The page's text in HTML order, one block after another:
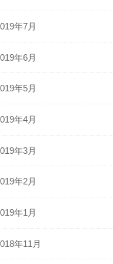
年7月
年6月
年5月
年4月
年3月
年2月
年1月
年11月